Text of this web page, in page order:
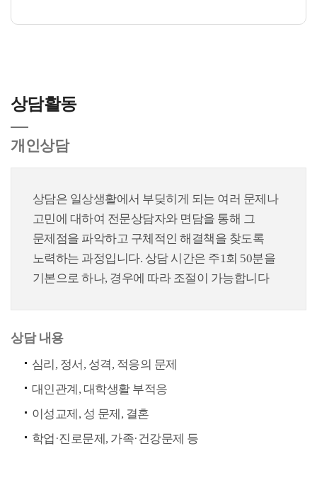
상담활동
개인상담
상담은 일상생활에서 부딪히게 되는 여러 문제나
고민에 대하여 전문상담자와 면담을 통해 그
문제점을 파악하고 구체적인 해결책을 찾도록
노력하는 과정입니다. 상담 시간은 주1회 50분을
기본으로 하나, 경우에 따라 조절이 가능합니다
상담 내용
심리, 정서, 성격, 적응의 문제
대인관계, 대학생활 부적응
이성교제, 성 문제, 결혼
학업·진로문제, 가족·건강문제 등